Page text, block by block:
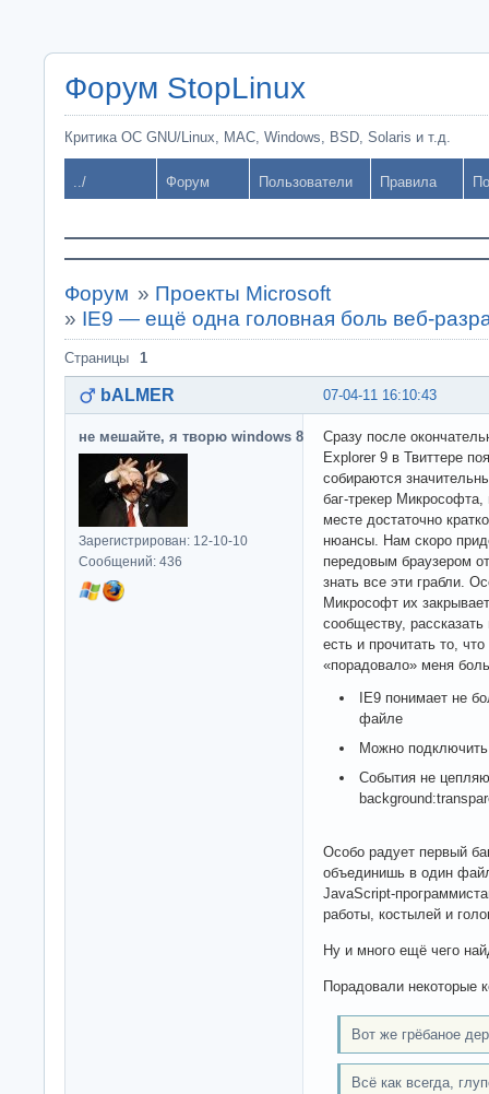
Форум StopLinux
Критика ОС GNU/Linux, MAC, Windows, BSD, Solaris и т.д.
../ Форум Пользователи Правила
Форум » Проекты Microsoft
» IE9 — ещё одна головная боль веб-
Страницы 1
07-04-11 16:10:43
bALMER
не мешайте, я творю windows 8
Зарегистрирован: 12-10-10
Сообщений: 436
Сразу после
Explorer 9 в Твиттере
собираются
баг-трекер
месте достаточно
нюансы. Нам скоро
передовым браузером
знать все эти грабли.
Микрософт их
сообществу,
есть и прочитать то,
«порадовало» меня
IE9 понимает не
файле
Можно
События не
Особо радует первый
объединишь в один
JavaScript-
работы, костылей и
Ну и много ещё чего
Порадовали некоторые
Вот же грёбаное
Всё как всегда,